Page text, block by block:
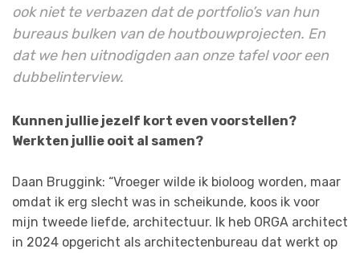
ook niet te verbazen dat de portfolio’s van hun
bureaus bulken van de houtbouwprojecten. En
dat we hen uitnodigden aan onze tafel voor een
dubbelinterview.
Kunnen jullie jezelf kort even voorstellen?
Werkten jullie ooit al samen?
Daan Bruggink: “Vroeger wilde ik bioloog worden, maar
omdat ik erg slecht was in scheikunde, koos ik voor
mijn tweede liefde, architectuur. Ik heb ORGA architect
in 2024 opgericht als architectenbureau dat werkt op